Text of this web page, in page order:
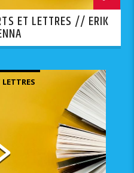
ET LETTRES // ERIK